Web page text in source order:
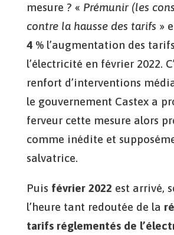
mesure ? « Prémunir (les
contre la hausse des tarifs »
4 %l’augmentation des
l’électricité en février 2022.
renfort d’interventions
le gouvernement Castex a
ferveur cette mesure alors
comme inédite et
salvatrice.
Puis février 2022 est arrivé,
l’heure tant redoutée de la
tarifs réglementés de